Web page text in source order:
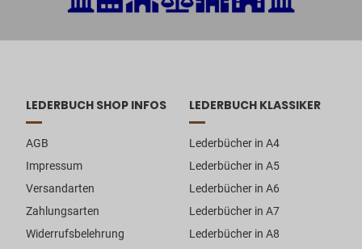
LEDERBUCH SHOP INFOS
AGB
Impressum
Versandarten
Zahlungsarten
Widerrufsbelehrung
LEDERBUCH KLASSIKER
Lederbücher in A4
Lederbücher in A5
Lederbücher in A6
Lederbücher in A7
Lederbücher in A8